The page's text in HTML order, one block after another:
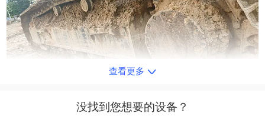
查看更多
没找到您想要的设备？